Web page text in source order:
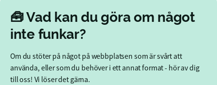
🧰 Vad kan du göra om något
inte funkar?
Om du stöter på något på webbplatsen som är svårt att
använda, eller som du behöver i ett annat format - hör av dig
till oss! Vi löser det gärna.